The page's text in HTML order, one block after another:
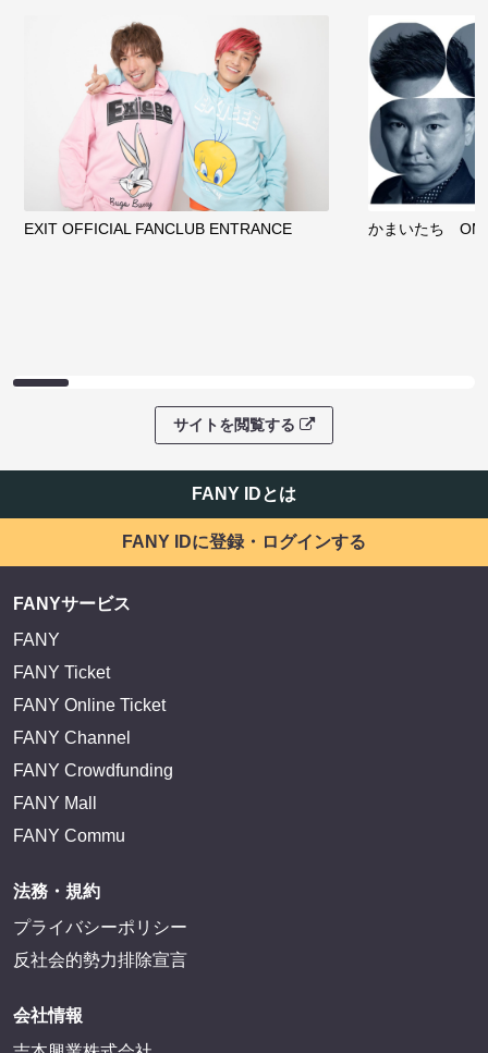
EXIT OFFICIAL FANCLUB ENTRANCE かまいたち
サイトを閲覧する
FANY IDとは
FANY IDに登録・ログインする
FANYサービス
FANY
FANY Ticket
FANY Online Ticket
FANY Channel
FANY Crowdfunding
FANY Mall
FANY Commu
法務・規約
プライバシーポリシー
反社会的勢力排除宣言
会社情報